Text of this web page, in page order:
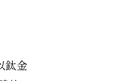
鈦金